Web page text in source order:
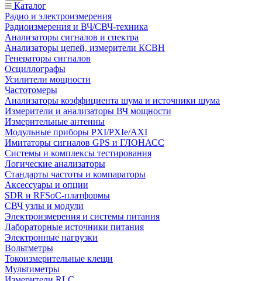
Каталог
Радио и электроизмерения
Радиоизмерения и ВЧ/СВЧ-техника
Анализаторы сигналов и спектра
Анализаторы цепей, измерители КСВН
Генераторы сигналов
Осциллографы
Усилители мощности
Частотомеры
Анализаторы коэффициента шума и источники шума
Измерители и анализаторы ВЧ мощности
Измерительные антенны
Модульные приборы PXI/PXIe/AXI
Имитаторы сигналов GPS и ГЛОНАСС
Системы и комплексы тестирования
Логические анализаторы
Стандарты частоты и компараторы
Аксессуары и опции
SDR и RFSoC‑платформы
СВЧ узлы и модули
Электроизмерения и системы питания
Лабораторные источники питания
Электронные нагрузки
Вольтметры
Токоизмерительные клещи
Мультиметры